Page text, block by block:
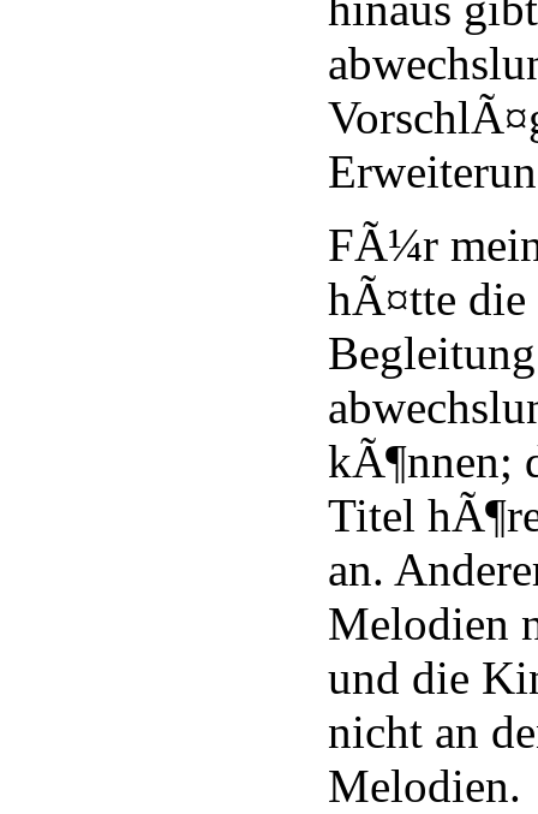
FÃ¼r
hÃ¤tte die
kÃ¶nnen;
Titel
an.
Melodien
und die
nicht an
Melodien.